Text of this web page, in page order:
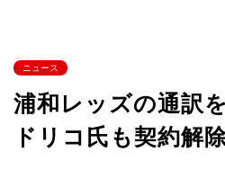
ニュース
浦和レッズの通訳
ドリコ氏も契約解